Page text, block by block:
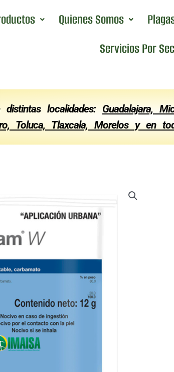
Quienes Somos
Servicios Por
localidades: Guadalajara,
Toluca, Tlaxcala, Morelos y